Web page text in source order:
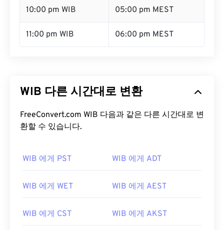
10:00 pm WIB 05:00 pm MEST
11:00 pm WIB 06:00 pm MEST
WIB 다른 시간대로 변환
FreeConvert.com WIB 다음과 같은 다른 시간대로 변
환할 수 있습니다.
WIB 에게 PST WIB 에게 ADT
WIB 에게 WET WIB 에게 AEST
WIB 에게 CST WIB 에게 AKST